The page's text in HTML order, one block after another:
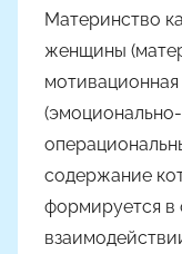
Материнство
женщины
содержание
формируется в